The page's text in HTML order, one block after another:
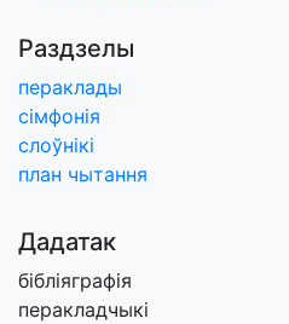
Раздзелы
пераклады
сімфонія
слоўнікі
план чытання
Дадатак
бібліяграфія
перакладчыкі